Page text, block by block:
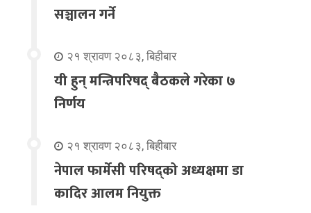
सञ्चालन गर्ने
२१ श्रावण २०८३, बिहीबार
यी हुन् मन्त्रिपरिषद् बैठकले गरेका ७
निर्णय
२१ श्रावण २०८३, बिहीबार
नेपाल फार्मेसी परिषद्को अध्यक्षमा डा
कादिर आलम नियुक्त